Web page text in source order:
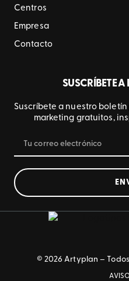
Centros
Empresa
Contacto
SUSCRÍBETE A
Suscríbete a nuestro
marketing gratuitos,
© 2026 Artyplan –